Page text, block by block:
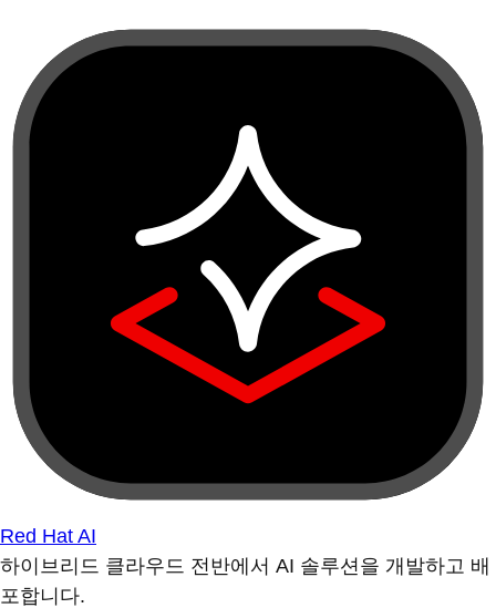
Red Hat AI
하이브리드 클라우드 전반에서 AI 솔루션을 개발하고 배
포합니다.